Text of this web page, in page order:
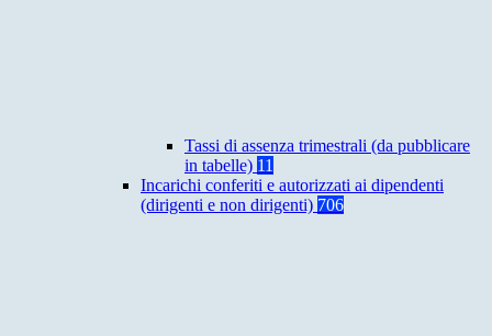
Tassi di assenza trimestrali (da pubblicare
in tabelle) 11
Incarichi conferiti e autorizzati ai dipendenti
(dirigenti e non dirigenti) 706